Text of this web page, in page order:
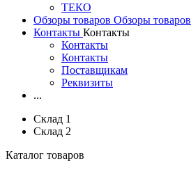
ТЕКО
Обзоры товаров Обзоры товаров
Контакты Контакты
Контакты
Контакты
Поставщикам
Реквизиты
...
Склад 1
Склад 2
Каталог товаров